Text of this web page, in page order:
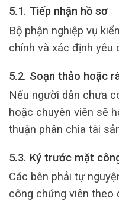
5.1. Tiếp nhận hồ sơ
Bộ phận nghiệp vụ
chính và xác định yêu
5.2. Soạn thảo hoặc
Nếu người dân chưa
hoặc chuyên viên sẽ
thuận phân chia tài
5.3. Ký trước mặt
Các bên phải tự
công chứng viên theo